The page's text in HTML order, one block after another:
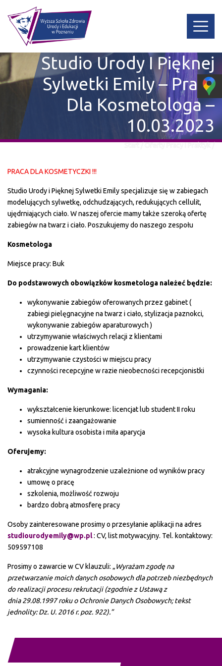
Studio Urody I Pięknej
Sylwetki Emily – Praca
Dla Kosmetologa –
10.03.2023
PRACA DLA KOSMETYCZKI !!!
Studio Urody i Pięknej Sylwetki Emily specjalizuje się w zabiegach
modelujących sylwetkę, odchudzających, redukujących cellulit,
ujędrniających ciało. W naszej ofercie mamy także szeroką ofertę
zabiegów na twarz i ciało. Poszukujemy do naszego zespołu
Kosmetologa
Miejsce pracy: Buk
Do podstawowych obowiązków kosmetologa należeć będzie:
wykonywanie zabiegów oferowanych przez gabinet (
zabiegi pielęgnacyjne na twarz i ciało, stylizacja paznokci,
wykonywanie zabiegów aparaturowych )
utrzymywanie właściwych relacji z klientami
prowadzenie kart klientów
utrzymywanie czystości w miejscu pracy
czynności recepcyjne w razie nieobecności recepcjonistki
Wymagania:
wykształcenie kierunkowe: licencjat lub student II roku
sumienność i zaangażowanie
wysoka kultura osobista i miła aparycja
Oferujemy:
atrakcyjne wynagrodzenie uzależnione od wyników pracy
umowę o pracę
szkolenia, możliwość rozwoju
bardzo dobrą atmosferę pracy
Osoby zainteresowane prosimy o przesyłanie aplikacji na adres
studiourodyemily@wp.pl: CV, list motywacyjny. Tel. kontaktowy:
509597108
Prosimy o zawarcie w CV klauzuli: „Wyrażam zgodę na
przetwarzanie moich danych osobowych dla potrzeb niezbędnych
do realizacji procesu rekrutacji (zgodnie z Ustawą z
dnia 29.08.1997 roku o Ochronie Danych Osobowych; tekst
jednolity: Dz. U. 2016 r. poz. 922).”